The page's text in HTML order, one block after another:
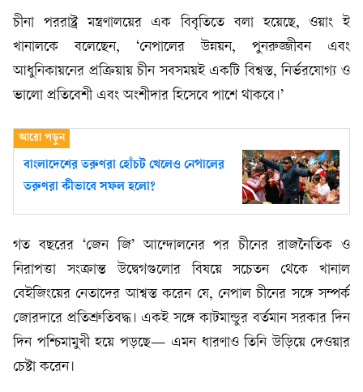
চীনা পররাষ্ট্র মন্ত্রণালয়ের এক বিবৃতিতে বলা হয়েছে, ওয়াং ই
খানালকে বলেছেন, ‘নেপালের উন্নয়ন, পুনরুজ্জীবন এবং
আধুনিকায়নের প্রক্রিয়ায় চীন সবসময়ই একটি বিশ্বস্ত, নির্ভরযোগ্য ও
ভালো প্রতিবেশী এবং অংশীদার হিসেবে পাশে থাকবে।’
বাংলাদেশের তরুণরা হোঁচট খেলেও নেপালের
তরুণরা কীভাবে সফল হলো?
গত বছরের ‘জেন জি’ আন্দোলনের পর চীনের রাজনৈতিক ও
নিরাপত্তা সংক্রান্ত উদ্বেগগুলোর বিষয়ে সচেতন থেকে খানাল
বেইজিংয়ের নেতাদের আশ্বস্ত করেন যে, নেপাল চীনের সঙ্গে সম্পর্ক
জোরদারে প্রতিশ্রুতিবদ্ধ। একই সঙ্গে কাটমান্ডুর বর্তমান সরকার দিন
দিন পশ্চিমামুখী হয়ে পড়ছে— এমন ধারণাও তিনি উড়িয়ে দেওয়ার
চেষ্টা করেন।